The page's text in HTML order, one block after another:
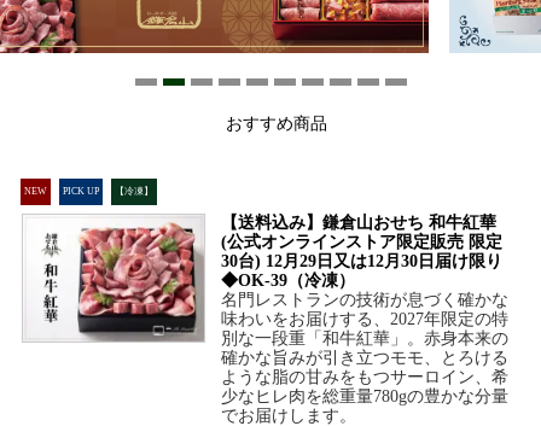
おすすめ商品
NEW PICK UP 【冷凍】
【送料込み】鎌倉山おせち 和牛紅華
(公式オンラインストア限定販売 限定
30台) 12月29日又は12月30日届け限り
◆OK-39（冷凍）
名門レストランの技術が息づく確かな
味わいをお届けする、2027年限定の特
別な一段重「和牛紅華」。赤身本来の
確かな旨みが引き立つモモ、とろける
ような脂の甘みをもつサーロイン、希
少なヒレ肉を総重量780gの豊かな分量
でお届けします。